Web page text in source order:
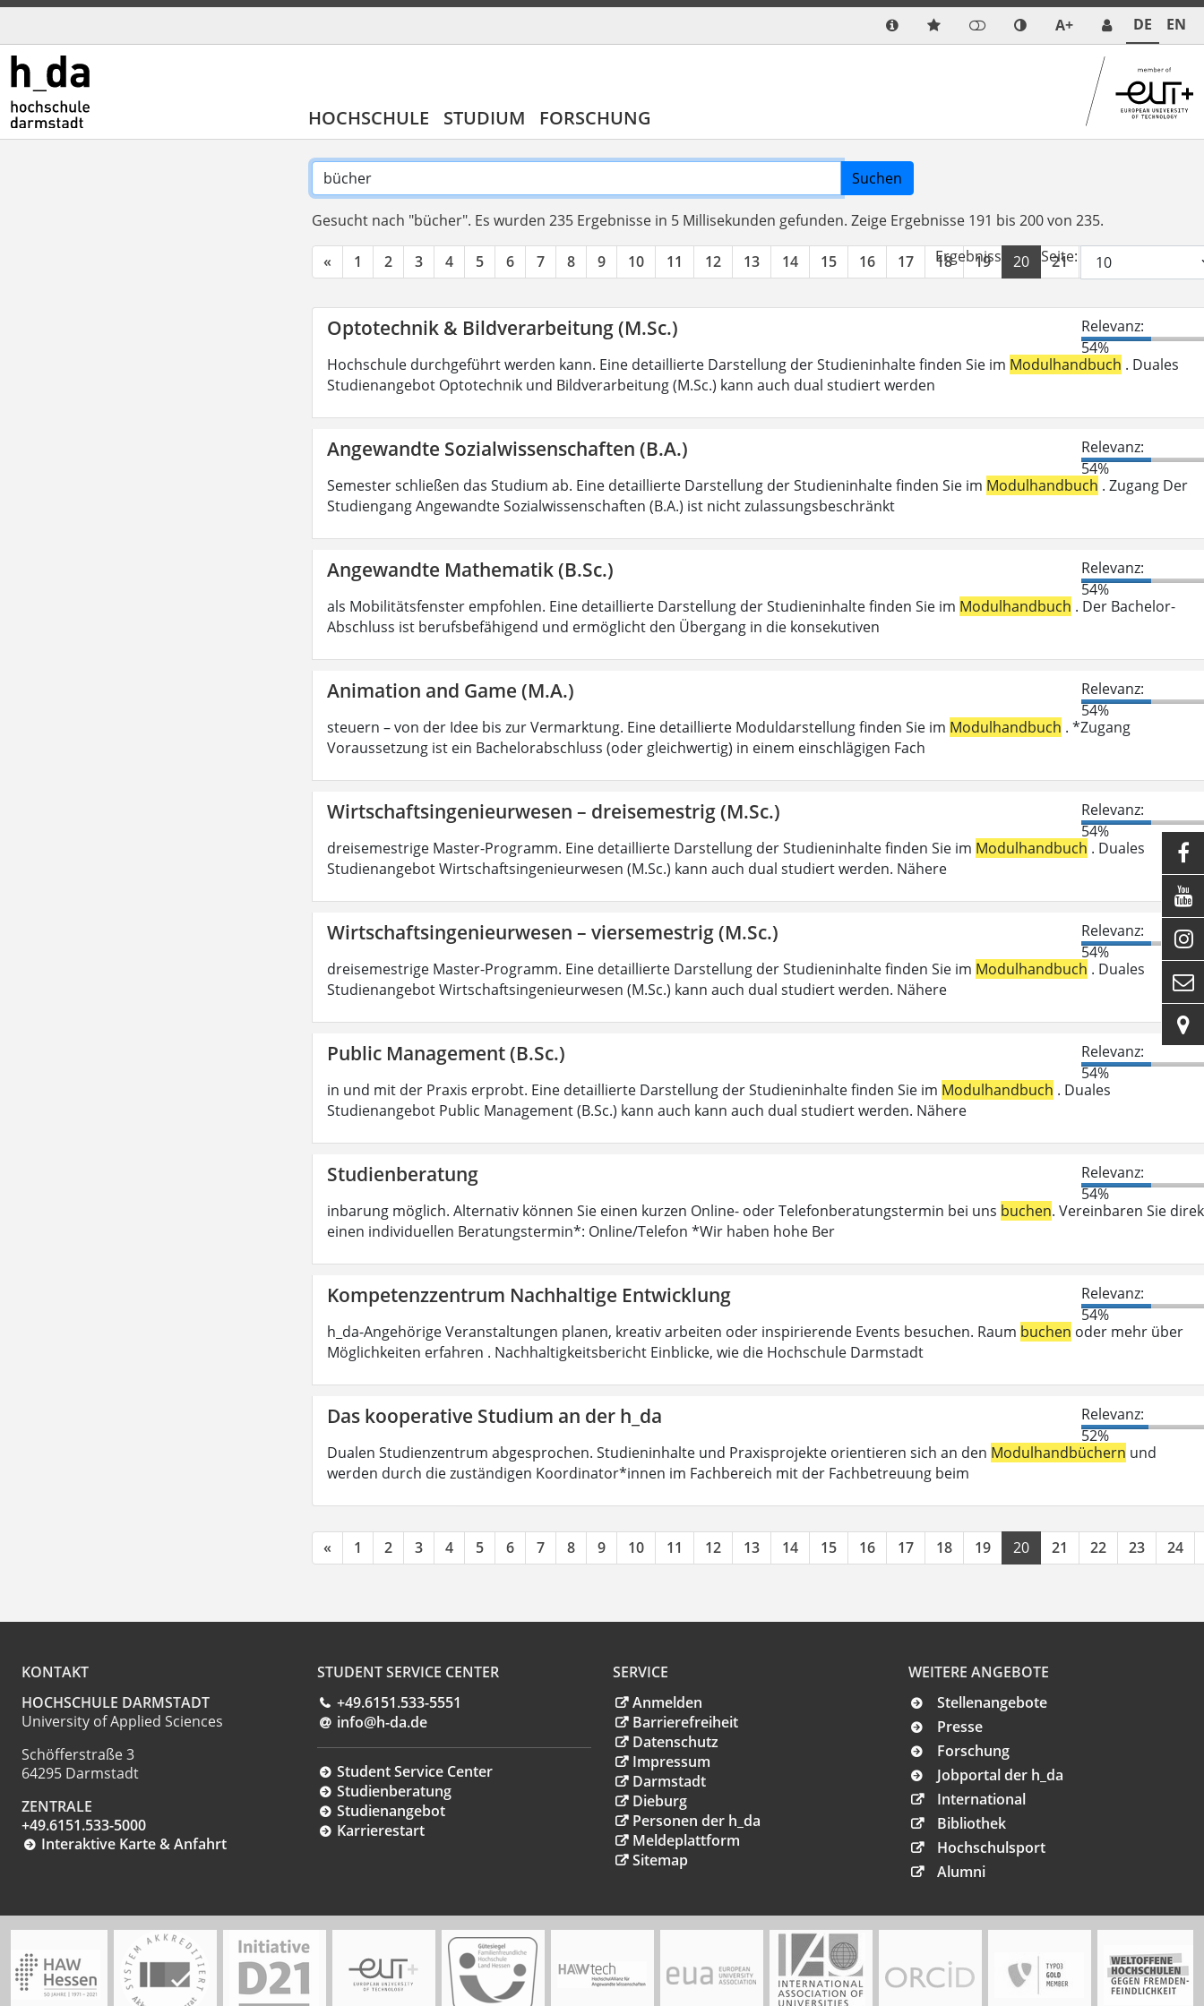
A+ DE EN
HOCHSCHULE STUDIUM FORSCHUNG
Suchen
Gesucht nach "bücher". Es wurden 235 Ergebnisse in 5 Millisekunden gefunden. Zeige Ergebnisse 191 bis 200 von 235.
« 1 2 3 4 5 6 7 8 9 10 11 12 13 14 15 16 17 18 19 20 21 22
Ergebnisse pro Seite:
Optotechnik & Bildverarbeitung (M.Sc.)
Relevanz:
54%
Hochschule durchgeführt werden kann. Eine detaillierte Darstellung der Studieninhalte finden Sie im Modulhandbuch . Duales
Studienangebot Optotechnik und Bildverarbeitung (M.Sc.) kann auch dual studiert werden
Angewandte Sozialwissenschaften (B.A.)
Relevanz:
54%
Semester schließen das Studium ab. Eine detaillierte Darstellung der Studieninhalte finden Sie im Modulhandbuch . Zugang Der
Studiengang Angewandte Sozialwissenschaften (B.A.) ist nicht zulassungsbeschränkt
Angewandte Mathematik (B.Sc.)
Relevanz:
54%
als Mobilitätsfenster empfohlen. Eine detaillierte Darstellung der Studieninhalte finden Sie im Modulhandbuch . Der Bachelor-
Abschluss ist berufsbefähigend und ermöglicht den Übergang in die konsekutiven
Animation and Game (M.A.)
Relevanz:
54%
steuern – von der Idee bis zur Vermarktung. Eine detaillierte Moduldarstellung finden Sie im Modulhandbuch . *Zugang
Voraussetzung ist ein Bachelorabschluss (oder gleichwertig) in einem einschlägigen Fach
Wirtschaftsingenieurwesen – dreisemestrig (M.Sc.)
Relevanz:
54%
dreisemestrige Master-Programm. Eine detaillierte Darstellung der Studieninhalte finden Sie im Modulhandbuch . Duales
Studienangebot Wirtschaftsingenieurwesen (M.Sc.) kann auch dual studiert werden. Nähere
Wirtschaftsingenieurwesen – viersemestrig (M.Sc.)
Relevanz:
54%
dreisemestrige Master-Programm. Eine detaillierte Darstellung der Studieninhalte finden Sie im Modulhandbuch . Duales
Studienangebot Wirtschaftsingenieurwesen (M.Sc.) kann auch dual studiert werden. Nähere
Public Management (B.Sc.)
Relevanz:
54%
in und mit der Praxis erprobt. Eine detaillierte Darstellung der Studieninhalte finden Sie im Modulhandbuch . Duales
Studienangebot Public Management (B.Sc.) kann auch kann auch dual studiert werden. Nähere
Studienberatung
Relevanz:
54%
inbarung möglich. Alternativ können Sie einen kurzen Online- oder Telefonberatungstermin bei uns buchen. Vereinbaren Sie
einen individuellen Beratungstermin*: Online/Telefon *Wir haben hohe Ber
Kompetenzzentrum Nachhaltige Entwicklung
Relevanz:
54%
h_da-Angehörige Veranstaltungen planen, kreativ arbeiten oder inspirierende Events besuchen. Raum buchen oder mehr über
Möglichkeiten erfahren . Nachhaltigkeitsbericht Einblicke, wie die Hochschule Darmstadt
Das kooperative Studium an der h_da
Relevanz:
52%
Dualen Studienzentrum abgesprochen. Studieninhalte und Praxisprojekte orientieren sich an den Modulhandbüchern und
werden durch die zuständigen Koordinator*innen im Fachbereich mit der Fachbetreuung beim
« 1 2 3 4 5 6 7 8 9 10 11 12 13 14 15 16 17 18 19 20 21 22 23 24
KONTAKT
HOCHSCHULE DARMSTADT
University of Applied Sciences
Schöfferstraße 3
64295 Darmstadt
ZENTRALE
+49.6151.533-5000
Interaktive Karte & Anfahrt
STUDENT SERVICE CENTER
+49.6151.533-5551
info@h-da.de
Student Service Center
Studienberatung
Studienangebot
Karrierestart
SERVICE
Anmelden
Barrierefreiheit
Datenschutz
Impressum
Darmstadt
Dieburg
Personen der h_da
Meldeplattform
Sitemap
WEITERE ANGEBOTE
Stellenangebote
Presse
Forschung
Jobportal der h_da
International
Bibliothek
Hochschulsport
Alumni




